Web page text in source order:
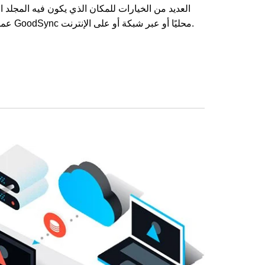
العديد من الخيارات للمكان الذي يكون فيه المجلد
عمليات النسخ الاحتياطي في برنامج GoodSync محليًا أو عبر شبكة أو على الإنترنت.